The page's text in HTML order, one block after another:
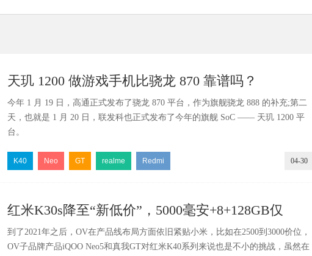
天玑 1200 做游戏手机比骁龙 870 靠谱吗？
今年 1 月 19 日，高通正式发布了骁龙 870 平台，作为旗舰骁龙 888 的补充;第二
天，也就是 1 月 20 日，联发科也正式发布了今年的旗舰 SoC —— 天玑 1200 平
台。
04-30
K40 Neo GT realme Redmi
红米K30s降至“新低价”，5000毫安+8+128GB仅
2199，全力反击OV？
到了2021年之后，OV在产品线布局方面依旧紧贴小米，比如在2500到3000价位，
OV子品牌产品iQOO Neo5和真我GT对红米K40系列来说也是不小的挑战，虽然在